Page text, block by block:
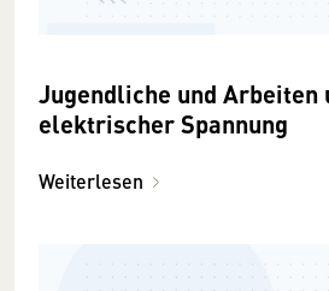
Jugendliche und Arbeiten
elektrischer Spannung
Weiterlesen